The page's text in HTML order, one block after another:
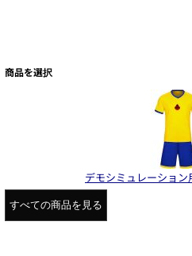
商品を選択
デモシミュレーショ
すべての商品を見る